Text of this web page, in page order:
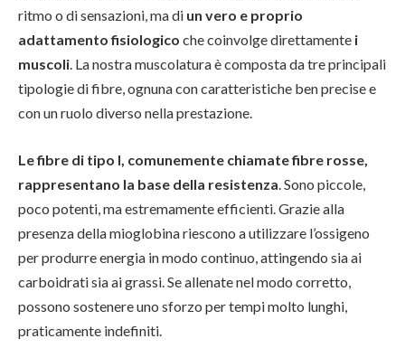
ritmo o di sensazioni, ma di un vero e proprio
adattamento fisiologico che coinvolge direttamente i
muscoli. La nostra muscolatura è composta da tre principali
tipologie di fibre, ognuna con caratteristiche ben precise e
con un ruolo diverso nella prestazione.
Le fibre di tipo I, comunemente chiamate fibre rosse,
rappresentano la base della resistenza . Sono piccole,
poco potenti, ma estremamente efficienti. Grazie alla
presenza della mioglobina riescono a utilizzare l’ossigeno
per produrre energia in modo continuo, attingendo sia ai
carboidrati sia ai grassi. Se allenate nel modo corretto,
possono sostenere uno sforzo per tempi molto lunghi,
praticamente indefiniti.